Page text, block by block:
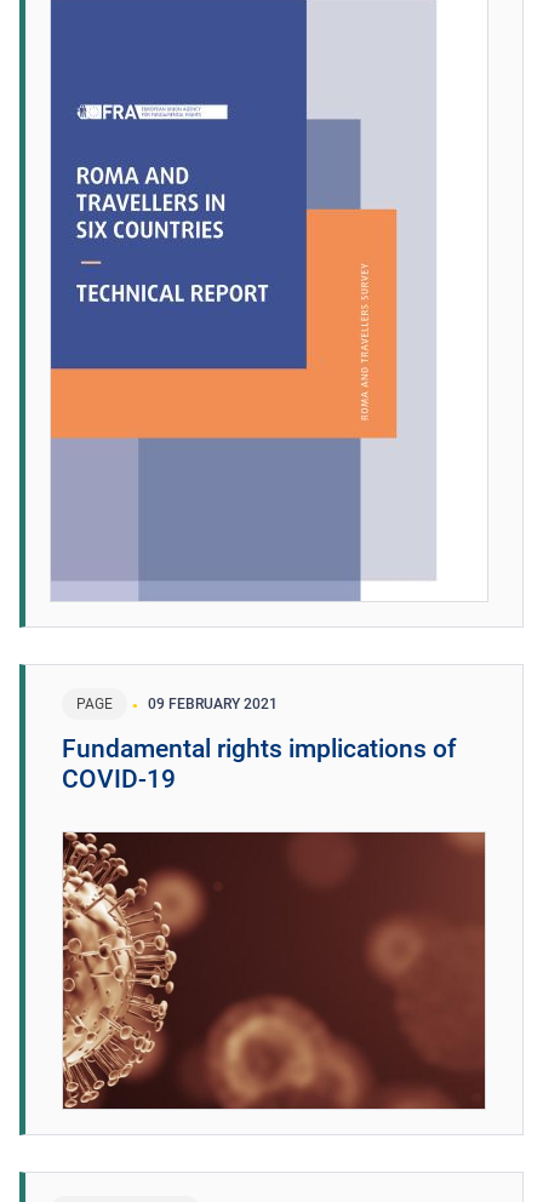
PAGE 09 FEBRUARY 2021
Fundamental rights implications of
COVID-19